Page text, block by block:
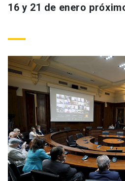
Personal
Alumni launch
Padres y familia
Vecinos launch
Admisión launch
Correo UC launch
Mi Portal UC launch
Medios Biblioteca launch
Donaciones launch
16 y 21 de enero